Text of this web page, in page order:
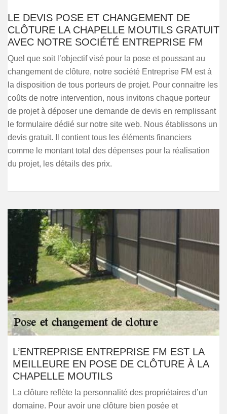
LE DEVIS POSE ET CHANGEMENT DE
CLÔTURE LA CHAPELLE MOUTILS GRATUIT
AVEC NOTRE SOCIÉTÉ ENTREPRISE FM
Quel que soit l’objectif visé pour la pose et poussant au
changement de clôture, notre société Entreprise FM est à
la disposition de tous porteurs de projet. Pour connaitre les
coûts de notre intervention, nous invitons chaque porteur
de projet à déposer une demande de devis en remplissant
le formulaire dédié sur notre site web. Nous établissons un
devis gratuit. Il contient tous les éléments financiers
comme le montant total des dépenses pour la réalisation
du projet, les détails des prix.
L’ENTREPRISE ENTREPRISE FM EST LA
MEILLEURE EN POSE DE CLÔTURE À LA
CHAPELLE MOUTILS
La clôture reflète la personnalité des propriétaires d’un
domaine. Pour avoir une clôture bien posée et